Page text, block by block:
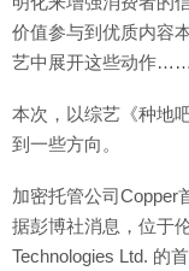
价值参与到优质内容
艺中展开这些动作……
本次，以综艺《种地
到一些方向。
加密托管公司Copper
据彭博社消息，位于
Technologies Ltd. 的